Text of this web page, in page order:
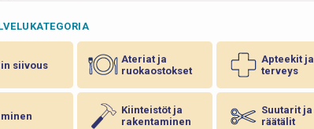
siivous
Ateriat ja
ruokaostokset
Apteekit ja
terveys
Kiinteistöt ja
rakentaminen
Suutarit ja
räätälit